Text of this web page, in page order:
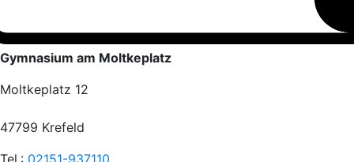
Gymnasium am Moltkeplatz
Moltkeplatz 12
47799 Krefeld